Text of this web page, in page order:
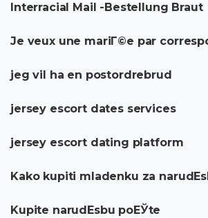
Interracial Mail -Bestellung Braut
Je veux une mariГ©e par
jeg vil ha en postordrebrud
jersey escort dates services
jersey escort dating platform
Kako kupiti mladenku za
Kupite narudЕѕbu poЕЎte